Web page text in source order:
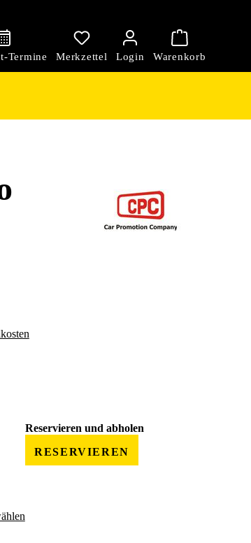
Reservieren und abholen
RESERVIEREN